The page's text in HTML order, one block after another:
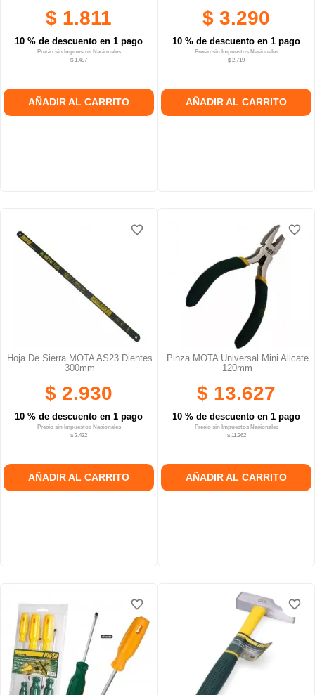
$ 1.811
10 % de descuento en 1 pago
Precio sin Impuestos Nacionales
$ 1.497
AÑADIR AL CARRITO
$ 3.290
10 % de descuento en 1 pago
Precio sin Impuestos Nacionales
$ 2.719
AÑADIR AL CARRITO
Hoja De Sierra MOTA AS23 Dientes
300mm
$ 2.930
10 % de descuento en 1 pago
Precio sin Impuestos Nacionales
$ 2.422
AÑADIR AL CARRITO
favorite_border
favorite_border
Pinza MOTA Universal Mini Alicate
120mm
$ 13.627
10 % de descuento en 1 pago
Precio sin Impuestos Nacionales
$ 11.262
AÑADIR AL CARRITO
favorite_border
favorite_border
favorite_border
favorite_border favorite_border
favorite_border